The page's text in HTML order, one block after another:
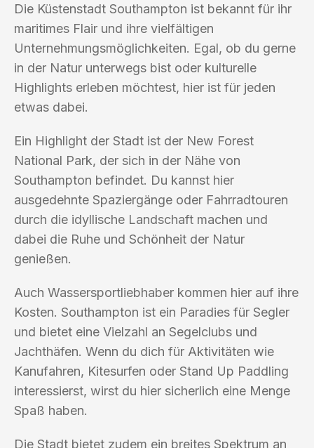
Die Küstenstadt Southampton ist bekannt für ihr
maritimes Flair und ihre vielfältigen
Unternehmungsmöglichkeiten. Egal, ob du gerne
in der Natur unterwegs bist oder kulturelle
Highlights erleben möchtest, hier ist für jeden
etwas dabei.
Ein Highlight der Stadt ist der New Forest
National Park, der sich in der Nähe von
Southampton befindet. Du kannst hier
ausgedehnte Spaziergänge oder Fahrradtouren
durch die idyllische Landschaft machen und
dabei die Ruhe und Schönheit der Natur
genießen.
Auch Wassersportliebhaber kommen hier auf ihre
Kosten. Southampton ist ein Paradies für Segler
und bietet eine Vielzahl an Segelclubs und
Jachthäfen. Wenn du dich für Aktivitäten wie
Kanufahren, Kitesurfen oder Stand Up Paddling
interessierst, wirst du hier sicherlich eine Menge
Spaß haben.
Die Stadt bietet zudem ein breites Spektrum an